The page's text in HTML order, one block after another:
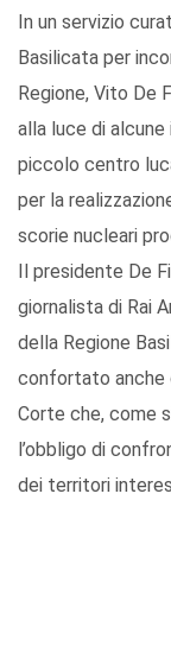
In un servizio
Basilicata per
Regione, Vito De
alla luce di alcune
piccolo centro
per la
scorie nucleari
Il presidente De
giornalista di Rai
della Regione
confortato anche
Corte che, come
l’obbligo di
dei territori